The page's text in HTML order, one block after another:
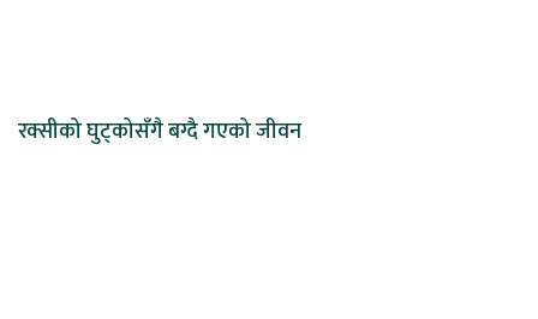
रक्सीको घुट्कोसँगै बग्दै गएको जीवन